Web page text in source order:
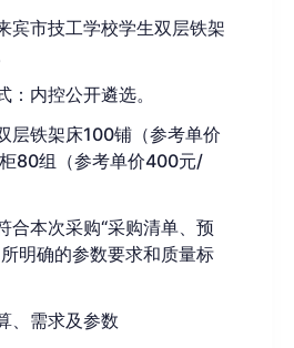
宾市技工学校学生双层铁架
：内控公开遴选。
层铁架床100铺（参考单价
80组（参考单价400元/
合本次采购“采购清单、 预
明确的参数要求和质量标
、需求及参数